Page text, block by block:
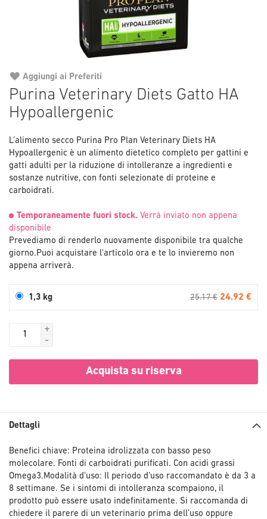
Purina Veterinary Diets Gatto HA
Hypoallergenic
L’alimento secco Purina Pro Plan Veterinary Diets HA
Hypoallergenic è un alimento dietetico completo per gattini e
gatti adulti per la riduzione di intolleranze a ingredienti e
sostanze nutritive, con fonti selezionate di proteine e
carboidrati.
Temporaneamente fuori stock. Verrà inviato non appena
disponibile
Prevediamo di renderlo nuovamente disponibile tra qualche
giorno.Puoi acquistare l'articolo ora e te lo invieremo non
appena arriverà.
1,3 kg 25.17 € 24.92 €
+
-
Acquista su riserva
Aggiungi ai Preferiti
all'inizio
della
di
immagini
Dettagli
Benefici chiave: Proteina idrolizzata con basso peso
molecolare. Fonti di carboidrati purificati. Con acidi grassi
Omega3.Modalità d’uso: Il periodo d’uso raccomandato è da 3 a
8 settimane. Se i sintomi di intolleranza scompaiono, il
prodotto può essere usato indefinitamente. Si raccomanda di
chiedere il parere di un veterinario prima dell’uso oppure